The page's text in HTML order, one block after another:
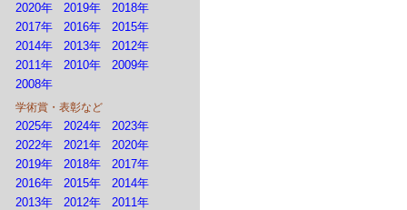
2020年
2019年
2018年
2017年
2016年
2015年
2014年
2013年
2012年
2011年
2010年
2009年
2008年
学術賞・表彰など
2025年 2024年
2023年
2022年
2021年
2020年
2019年
2018年
2017年
2016年
2015年
2014年
2013年
2012年 2011年